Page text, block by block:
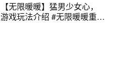
【无限暖暖】猛男少女心，
游戏玩法介绍 #无限暖暖重逢